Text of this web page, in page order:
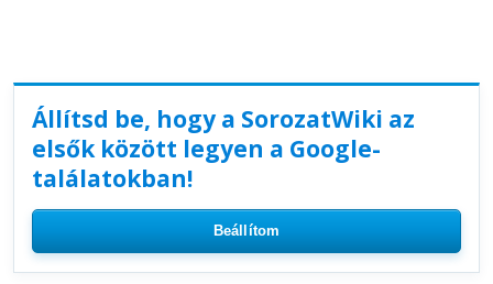
Állítsd be, hogy a SorozatWiki az
elsők között legyen a Google-
találatokban!
Beállítom